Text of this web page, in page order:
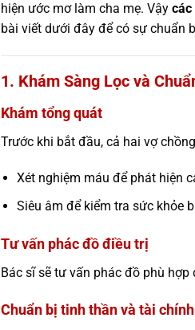
hiện ước mơ làm cha mẹ. Vậy các
bài viết dưới đây để có sự chuẩn
1. Khám Sàng Lọc và
Khám tổng quát
Trước khi bắt đầu, cả hai vợ
Xét nghiệm máu để phát hiện
Siêu âm để kiểm tra sức khỏe
Tư vấn phác đồ điều trị
Bác sĩ sẽ tư vấn phác đồ phù
Chuẩn bị tinh thần và tài chính